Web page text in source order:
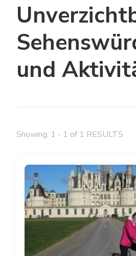
und
Showing: 1 - 1 of 1 RESULTS